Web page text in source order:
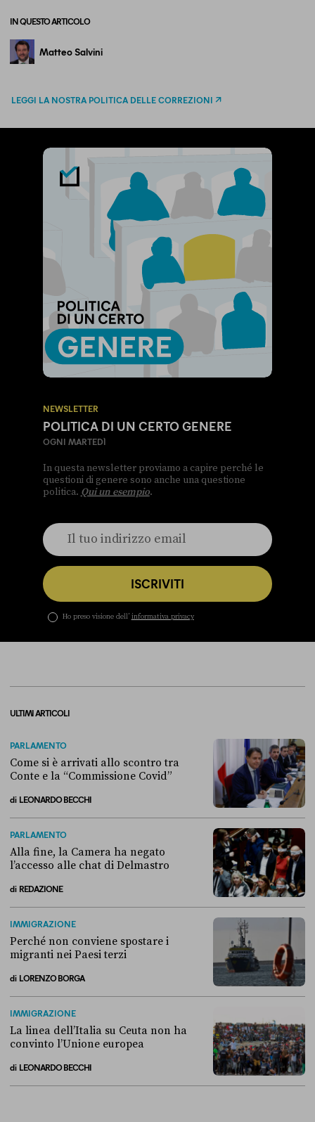
IN QUESTO ARTICOLO
Matteo Salvini
LEGGI LA NOSTRA POLITICA DELLE CORREZIONI
NEWSLETTER
POLITICA DI UN CERTO GENERE
OGNI MARTEDÌ
In questa newsletter proviamo a capire perché le
questioni di genere sono anche una questione
politica. Qui un esempio.
ISCRIVITI
Ho preso visione dell’ informativa privacy
ULTIMI ARTICOLI
PARLAMENTO
Come si è arrivati allo scontro tra
Conte e la “Commissione Covid”
di LEONARDO BECCHI
PARLAMENTO
Alla fine, la Camera ha negato
l’accesso alle chat di Delmastro
di REDAZIONE
IMMIGRAZIONE
Perché non conviene spostare i
migranti nei Paesi terzi
di LORENZO BORGA
IMMIGRAZIONE
La linea dell’Italia su Ceuta non ha
convinto l’Unione europea
di LEONARDO BECCHI